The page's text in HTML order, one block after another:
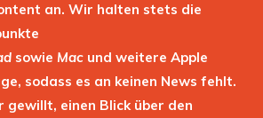
an. Wir halten stets die
sowie Mac und weitere Apple
sodass es an keinen News fehlt.
gewillt, einen Blick über den